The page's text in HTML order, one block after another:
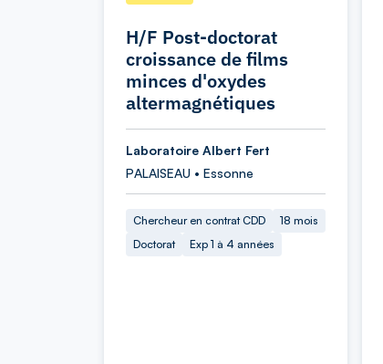
H/F Post-doctorat
croissance de films
minces d'oxydes
altermagnétiques
Laboratoire Albert Fert
PALAISEAU • Essonne
Chercheur en contrat CDD
18 mois
Doctorat
Exp 1 à 4 années